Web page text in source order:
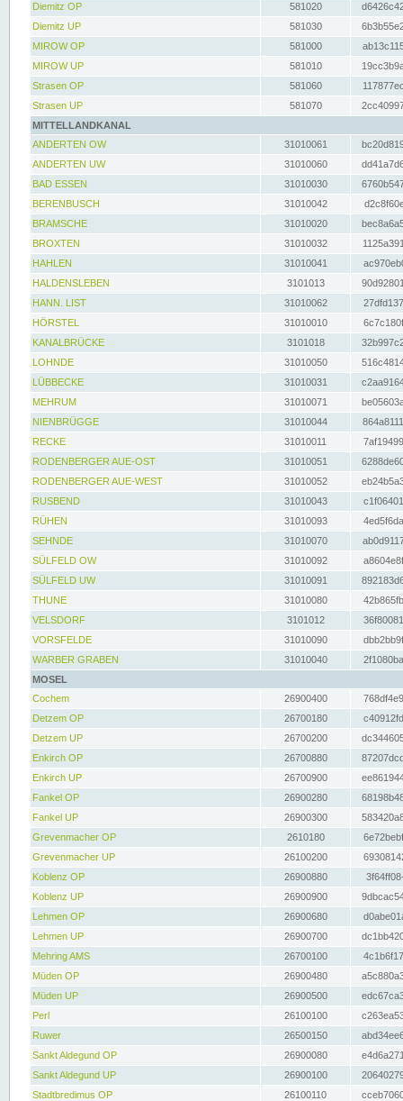
Diemitz OP
581020
Diemitz UP
581030
MIROW OP
581000
MIROW UP
581010
Strasen OP
581060
Strasen UP
581070
MITTELLANDKANAL
ANDERTEN OW
31010061
ANDERTEN UW
31010060
BAD ESSEN
31010030
BERENBUSCH
31010042
BRAMSCHE
31010020
BROXTEN
31010032
HAHLEN
31010041
HALDENSLEBEN
3101013
HANN. LIST
31010062
HÖRSTEL
31010010
KANALBRÜCKE
3101018
LOHNDE
31010050
LÜBBECKE
31010031
MEHRUM
31010071
NIENBRÜGGE
31010044
RECKE
31010011
RODENBERGER AUE-OST
31010051
RODENBERGER AUE-WEST
31010052
RUSBEND
31010043
RÜHEN
31010093
SEHNDE
31010070
SÜLFELD OW
31010092
SÜLFELD UW
31010091
THUNE
31010080
VELSDORF
3101012
VORSFELDE
31010090
WARBER GRABEN
31010040
MOSEL
Cochem
26900400
Detzem OP
26700180
Detzem UP
26700200
Enkirch OP
26700880
Enkirch UP
26700900
Fankel OP
26900280
Fankel UP
26900300
Grevenmacher OP
2610180
Grevenmacher UP
26100200
Koblenz OP
26900880
Koblenz UP
26900900
Lehmen OP
26900680
Lehmen UP
26900700
Mehring AMS
26700100
Müden OP
26900480
Müden UP
26900500
Perl
26100100
Ruwer
26500150
Sankt Aldegund OP
26900080
Sankt Aldegund UP
26900100
Stadtbredimus OP
26100110